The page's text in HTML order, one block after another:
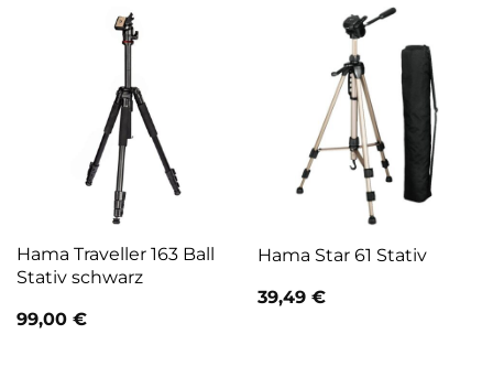
Hama Traveller 163 Ball
Stativ schwarz
99,00 €
Hama Star 61 Stativ
39,49 €